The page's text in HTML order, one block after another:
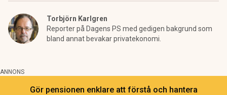
Torbjörn Karlgren
Reporter på Dagens PS med gedigen bakgrund som
bland annat bevakar privatekonomi.
ANNONS
Gör pensionen enklare att förstå och hantera